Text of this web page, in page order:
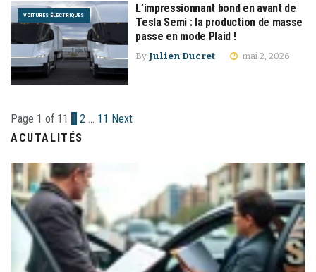
VOITURES ÉLECTRIQUES
L’impressionnant bond en avant de
Tesla Semi : la production de masse
passe en mode Plaid !
By Julien Ducret mai 2, 2026
Page 1 of 11 1 2 … 11 Next
ACUTALITÉS